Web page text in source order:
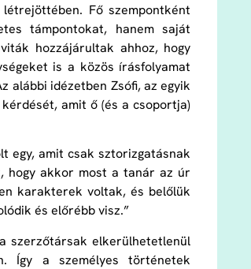
Fő szempontként
támpontokat, hanem saját
hozzájárultak ahhoz, hogy
is a közös írásfolyamat
alábbi idézetben Zsófi, az egyik
kérdését, amit ő (és a csoportja)
egy, amit csak sztorizgatásnak
hogy akkor most a tanár az úr
karakterek voltak, és belőlük
és előrébb visz.”
szerzőtársak elkerülhetetlenül
Így a személyes történetek